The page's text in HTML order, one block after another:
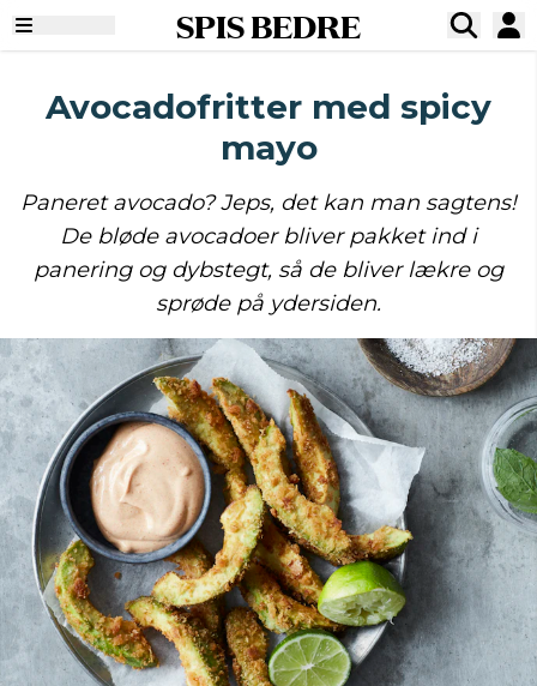
SPIS BEDRE
Avocadofritter med spicy
mayo
Paneret avocado? Jeps, det kan man sagtens!
De bløde avocadoer bliver pakket ind i
panering og dybstegt, så de bliver lækre og
sprøde på ydersiden.